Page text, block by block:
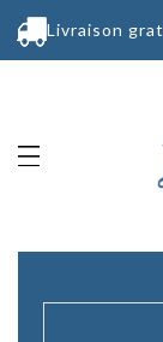
Livraison